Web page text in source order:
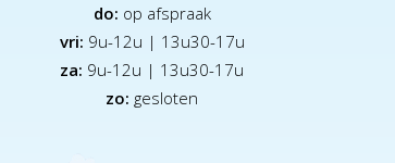
do: op afspraak
vri: 9u-12u | 13u30-17u
za: 9u-12u | 13u30-17u
zo: gesloten